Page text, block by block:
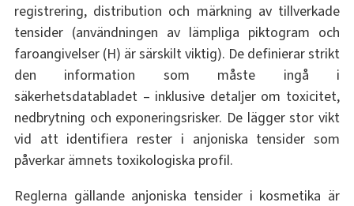
registrering, distribution och märkning av tillverkade
tensider (användningen av lämpliga piktogram och
faroangivelser (H) är särskilt viktig). De definierar strikt
den information som måste ingå i
säkerhetsdatabladet – inklusive detaljer om toxicitet,
nedbrytning och exponeringsrisker. De lägger stor vikt
vid att identifiera rester i anjoniska tensider som
påverkar ämnets toxikologiska profil.
Reglerna gällande anjoniska tensider i kosmetika är